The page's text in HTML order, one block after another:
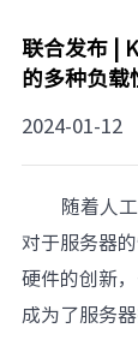
联合发布 |
的多种负
2024-01-12
随着人
对于服务器
硬件的创新
成为了服务